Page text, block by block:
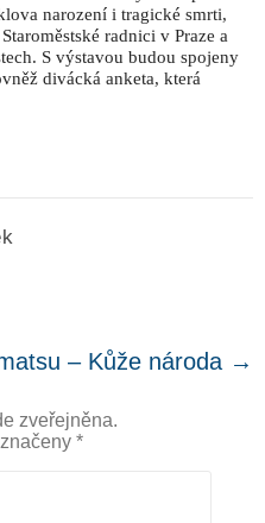
narození i tragické smrti,
radnici v Praze a
S výstavou budou spojeny
divácká anketa, která
– Kůže národa →
zveřejněna.
*